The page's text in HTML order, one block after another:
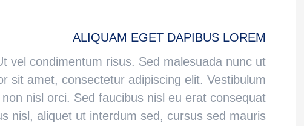
ALIQUAM EGET DAPIBUS LOREM
vel condimentum risus. Sed malesuada nunc ut
sit amet, consectetur adipiscing elit. Vestibulum
nisl orci. Sed faucibus nisl eu erat consequat
nisl, aliquet ut interdum sed, cursus sed mauris.